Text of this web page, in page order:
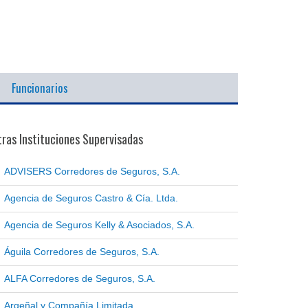
Funcionarios
Instituciones Supervisadas
ADVISERS Corredores de Seguros, S.A.
Agencia de Seguros Castro & Cía. Ltda.
Agencia de Seguros Kelly & Asociados, S.A.
Águila Corredores de Seguros, S.A.
ALFA Corredores de Seguros, S.A.
Argeñal y Compañía Limitada.